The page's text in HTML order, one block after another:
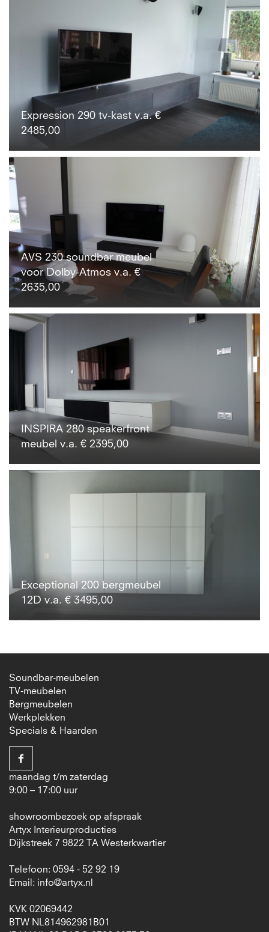
Expression 290 tv-kast v.a. €
2485,00
AVS 230 soundbar meubel
voor Dolby-Atmos v.a. €
2635,00
INSPIRA 280 speakerfront
meubel v.a. € 2395,00
Exceptional 200 bergmeubel
12D v.a. € 3495,00
Soundbar-meubelen
TV-meubelen
Bergmeubelen
Werkplekken
Specials & Haarden
maandag t/m zaterdag
9:00 – 17:00 uur
showroombezoek op afspraak
Artyx Interieurproducties
Dijkstreek 7 9822 TA Westerkwartier
Telefoon: 0594 - 52 92 19
Email: info@artyx.nl
KVK 02069442
BTW NL814962981B01